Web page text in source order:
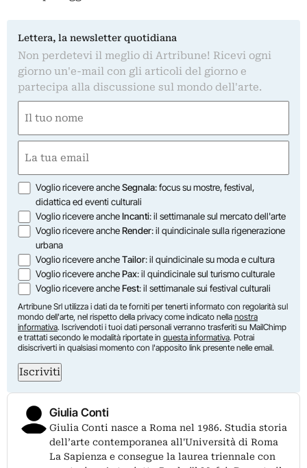
Lettera, la newsletter quotidiana
Non perdetevi il meglio di Artribune! Ricevi ogni
giorno un'e-mail con gli articoli del giorno e
partecipa alla discussione sul mondo dell'arte.
(Obbligatorio)
Nome
(Obbligatorio)
Opzioni
Voglio ricevere ancheSegnala: focus su mostre, festival,
didattica ed eventi culturali
Voglio ricevere ancheIncanti: il settimanale sul mercato dell'arte
Voglio ricevere ancheRender: il quindicinale sulla rigenerazione
urbana
Voglio ricevere ancheTailor: il quindicinale su moda e cultura
Voglio ricevere anchePax: il quindicinale sul turismo culturale
Voglio ricevere ancheFest: il settimanale sui festival culturali
Artribune Srl utilizza i dati da te forniti per tenerti informato con regolarità sul
mondo dell'arte, nel rispetto della privacy come indicato nella nostra
informativa. Iscrivendoti i tuoi dati personali verranno trasferiti su MailChimp
e trattati secondo le modalità riportate in questa informativa. Potrai
disiscriverti in qualsiasi momento con l'apposito link presente nelle email.
Iscriviti
Giulia Conti
Giulia Conti nasce a Roma nel 1986. Studia storia
dell’arte contemporanea all'Università di Roma
La Sapienza e consegue la laurea triennale con